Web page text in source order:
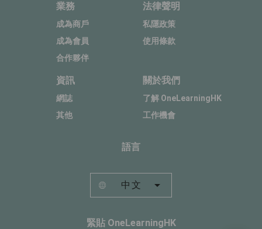
業務
成為商戶
成為會員
合作夥伴
法律聲明
私隱政策
使用條款
資訊
網誌
其他
關於我們
了解 OneLearningHK
工作機會
語言
中文
緊貼 OneLearningHK